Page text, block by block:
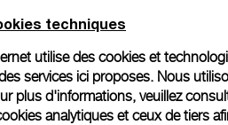
ses hôtels et ses restaurants
de Hong Kong, offrant aux
D’une surface de 60 m², cette
celles de Landmark Prince – la
Road, IFC et Times Square.
techniques
utilise des cookies et
services ici proposes. Nous
plus d'informations, veuillez
analytiques et ceux de tiers